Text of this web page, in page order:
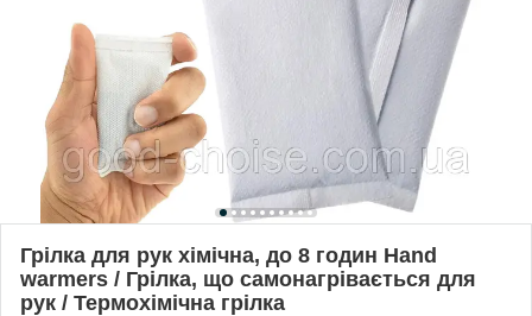
Грілка для рук хімічна, до 8 годин Hand
warmers / Грілка, що самонагрівається для
рук / Термохімічна грілка